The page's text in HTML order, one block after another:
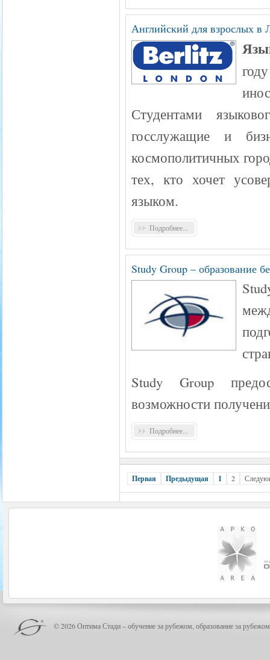
Английский для взрослых
Студентами
госслужащие и
космополитичных
тех, кто хочет
языком.
Подробнее...
Study Group – образование
Study Group
возможности
Подробнее...
Первая Предыдущая 1 2
© 2026 Оптима Стади – обучение за рубежом, образование за